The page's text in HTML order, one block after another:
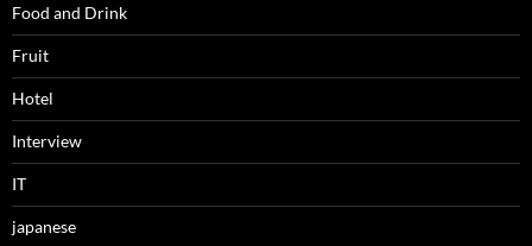
Food and Drink
Fruit
Hotel
Interview
IT
japanese